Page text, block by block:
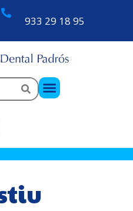
933 29 18 95